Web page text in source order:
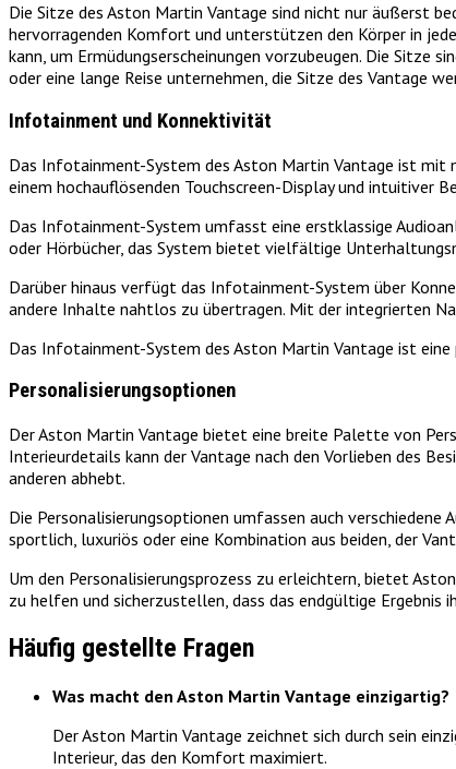
Die Sitze des Aston Martin Vantage sind nicht nur äußerst
hervorragenden Komfort und unterstützen den Körper in
kann, um Ermüdungserscheinungen vorzubeugen. Die
oder eine lange Reise unternehmen, die Sitze des Vantage
Infotainment und Konnektivität
Das Infotainment-System des Aston Martin Vantage ist
einem hochauflösenden Touchscreen-Display und intuitiver
Das Infotainment-System umfasst eine erstklassige
oder Hörbücher, das System bietet vielfältige
Darüber hinaus verfügt das Infotainment-System über
andere Inhalte nahtlos zu übertragen. Mit der integrierten
Das Infotainment-System des Aston Martin Vantage ist
Personalisierungsoptionen
Der Aston Martin Vantage bietet eine breite Palette von
Interieurdetails kann der Vantage nach den Vorlieben des
anderen abhebt.
Die Personalisierungsoptionen umfassen auch
sportlich, luxuriös oder eine Kombination aus beiden, der
Um den Personalisierungsprozess zu erleichtern, bietet
zu helfen und sicherzustellen, dass das endgültige Ergebnis
Häufig gestellte Fragen
Was macht den Aston Martin Vantage einzigartig?
Der Aston Martin Vantage zeichnet sich durch sein
Interieur, das den Komfort maximiert.